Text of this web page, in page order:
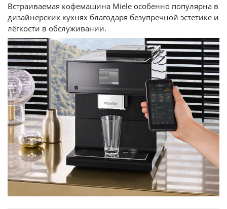
Встраиваемая кофемашина Miele особенно популярна в
дизайнерских кухнях благодаря безупречной эстетике и
лёгкости в обслуживании.